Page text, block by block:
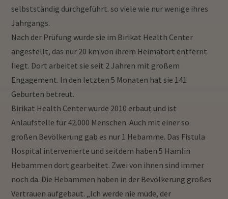
selbstständig durchgeführt. so viele wie nur wenige ihres
Jahrgangs.
Nach der Prüfung wurde sie im Birikat Health Center
angestellt, das nur 20 km von ihrem Heimatort entfernt
liegt. Dort arbeitet sie seit 2 Jahren mit großem
Engagement. In den letzten 5 Monaten hat sie 141
Geburten betreut.
Birikat Health Center wurde 2010 erbaut und ist
Anlaufstelle für 42.000 Menschen. Auch mit einer so
großen Bevölkerung gab es nur 1 Hebamme. Das Fistula
Hospital intervenierte und seitdem haben 5 Hamlin
Hebammen dort gearbeitet. Zwei von ihnen sind immer
noch da. Die Hebammen haben in der Bevölkerung großes
Vertrauen aufgebaut. „Ich werde nie müde, der